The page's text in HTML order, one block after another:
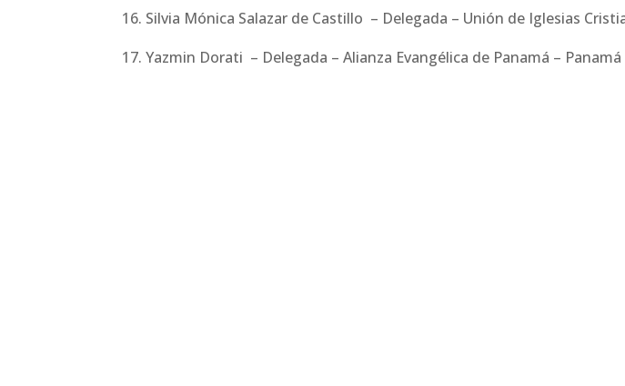
16. Silvia Mónica Salazar de Castillo – Delegada – Unión de Iglesias
17. Yazmin Dorati – Delegada – Alianza Evangélica de Panamá – Panamá